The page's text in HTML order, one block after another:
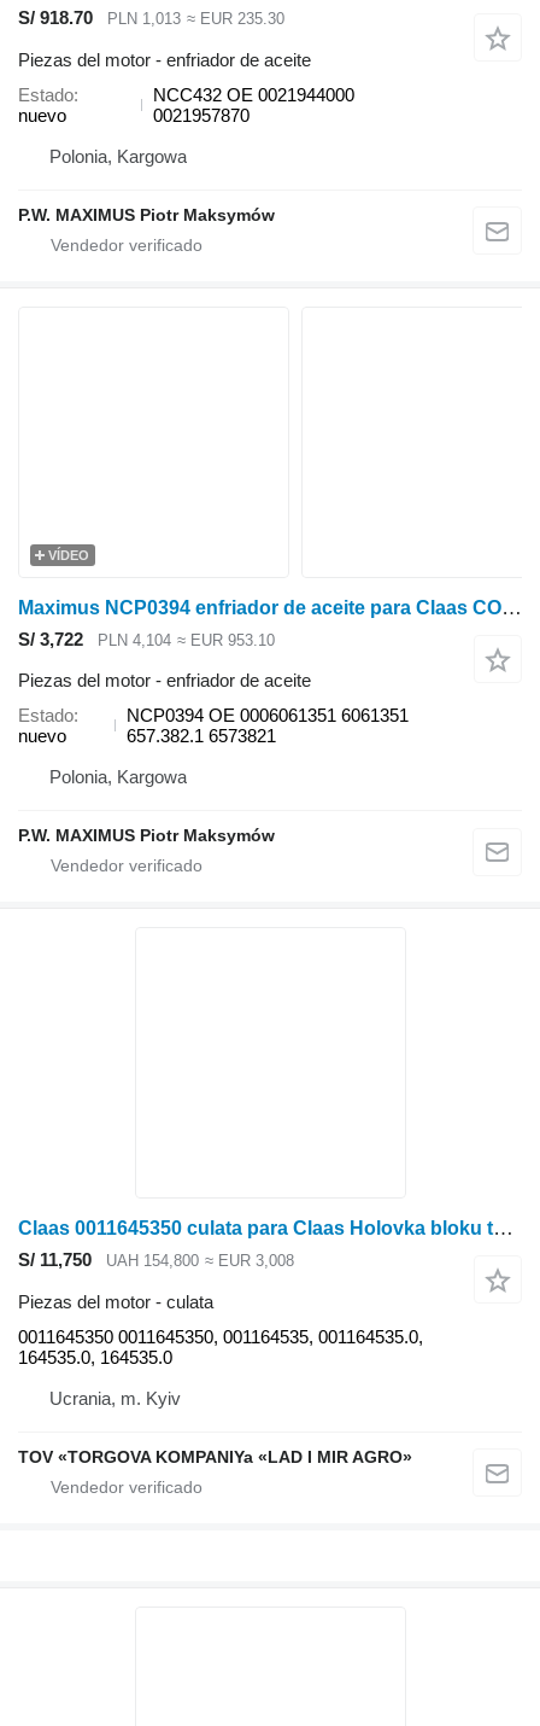
S/ 918.70 PLN 1,013 ≈ EUR 235.30
Piezas del motor - enfriador de aceite
Estado
nuevo
NCC432 OE 0021944000
0021957870
Polonia, Kargowa
P.W. MAXIMUS Piotr Maksymów
VÍDEO
Maximus NCP0394 enfriador de aceite para Claas COMMANDOR 114 , 115 , CROP TIGER 30 , DOMNATOR 76 , 78 , 88 , 96 , 98 , 106 , 108 , 118 , JAGUAR 682 , MEGA 202 , 203 ,204 cosechadora de cereales
S/ 3,722 PLN 4,104 ≈ EUR 953.10
Piezas del motor - enfriador de aceite
Estado
nuevo
NCP0394 OE 0006061351 6061351
657.382.1 6573821
Polonia, Kargowa
P.W. MAXIMUS Piotr Maksymów
Claas 0011645350 culata para Claas Holovka bloku tsylindriv HBTs
S/ 11,750 UAH 154,800 ≈ EUR 3,008
Piezas del motor - culata
0011645350 0011645350, 001164535, 001164535.0,
164535.0, 164535.0
Ucrania, m. Kyiv
TOV «TORGOVA KOMPANIYa «LAD I MIR AGRO»